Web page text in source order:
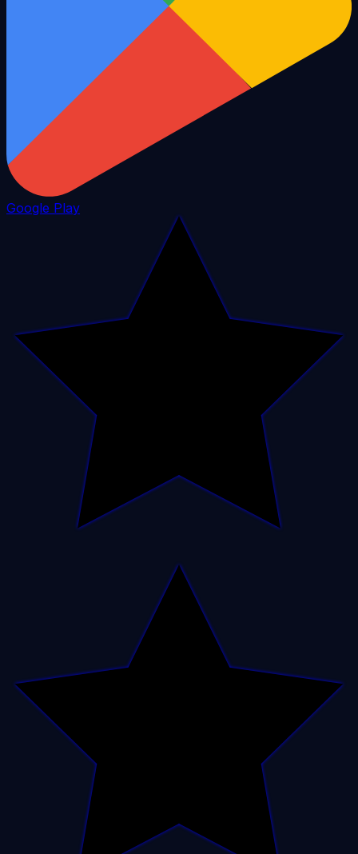
Google Play